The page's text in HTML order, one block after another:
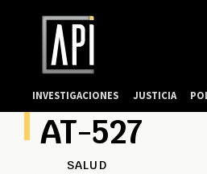
AT-527
SALUD
INVESTIGACIONES JUSTICIA